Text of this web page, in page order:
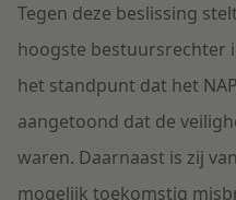
Tegen deze beslissing
hoogste bestuursrechter
het standpunt dat het
aangetoond dat de
waren. Daarnaast is zij
mogelijk toekomstig